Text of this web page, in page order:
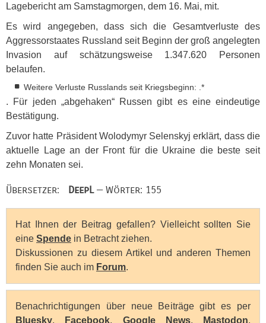
Lagebericht am Samstagmorgen, dem 16. Mai, mit.
Es wird angegeben, dass sich die Gesamtverluste des
Aggressorstaates Russland seit Beginn der groß angelegten
Invasion auf schätzungsweise 1.347.620 Personen
belaufen.
Weitere Verluste Russlands seit Kriegsbeginn: .*
. Für jeden „abgehaken“ Russen gibt es eine eindeutige
Bestätigung.
Zuvor hatte Präsident Wolodymyr Selenskyj erklärt, dass die
aktuelle Lage an der Front für die Ukraine die beste seit
zehn Monaten sei.
Übersetzer: DeepL— Wörter: 155
Hat Ihnen der Beitrag gefallen? Vielleicht sollten Sie
eine Spende in Betracht ziehen.
Diskussionen zu diesem Artikel und anderen Themen
finden Sie auch im Forum.
Benachrichtigungen über neue Beiträge gibt es per
Bluesky, Facebook, Google News, Mastodon,